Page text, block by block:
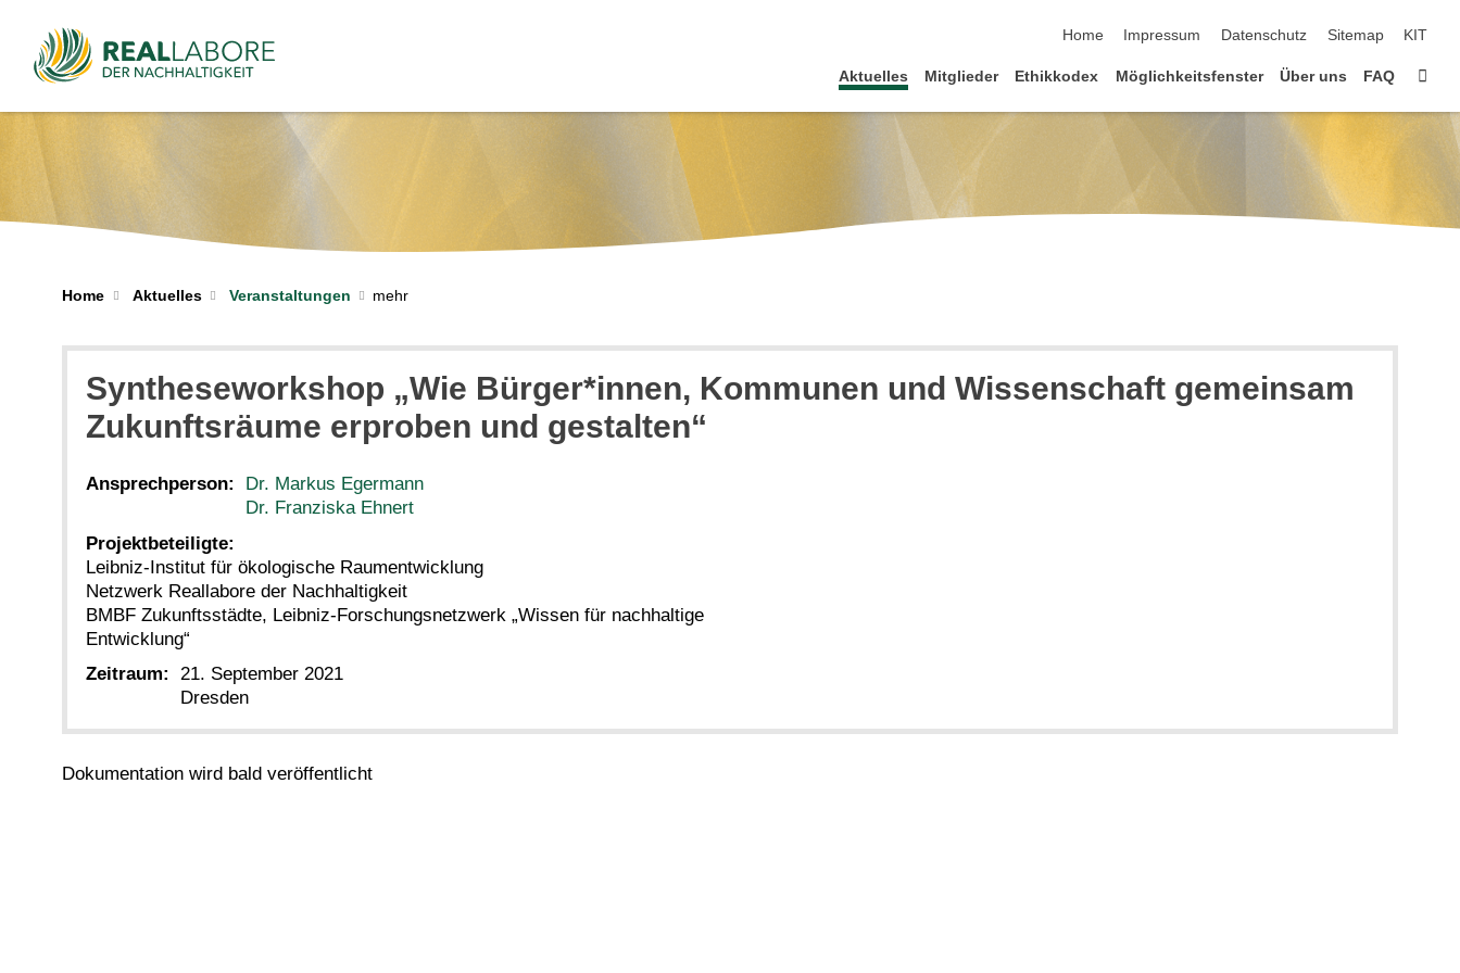
Home
Impressum Datenschutz Sitemap KIT
Aktuelles Mitglieder Ethikkodex Möglichkeitsfenster Über uns FAQ
Home Aktuelles Veranstaltungen
Syntheseworkshop „Wie Bürger*innen, Kommunen und Wissenschaft gemeinsam
Zukunftsräume erproben und gestalten“
Ansprechperson:
Dr. Markus Egermann
Dr. Franziska Ehnert
Projektbeteiligte:
Leibniz-Institut für ökologische Raumentwicklung
Netzwerk Reallabore der Nachhaltigkeit
BMBF Zukunftsstädte, Leibniz-Forschungsnetzwerk „Wissen für nachhaltige
Entwicklung“
Zeitraum:
21. September 2021
Dresden
Dokumentation wird bald veröffentlicht